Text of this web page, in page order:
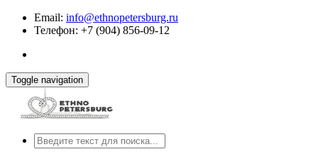
Email: info@ethnopetersburg.ru
Телефон: +7 (904) 856-09-12
Toggle navigation